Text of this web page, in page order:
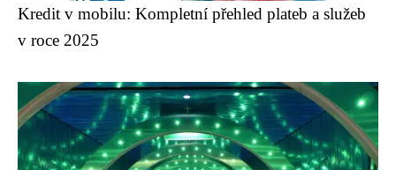
Kredit v mobilu: Kompletní přehled plateb a služeb
v roce 2025